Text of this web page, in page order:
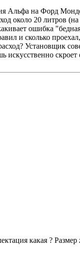
Альфа на Форд
около 20 литров
ошибка
и сколько
Установщик
искусственно скроет
какая ? Размер